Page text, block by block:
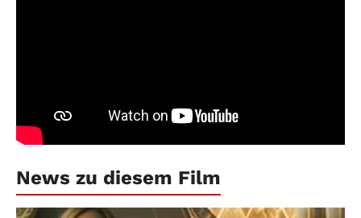
News zu diesem Film